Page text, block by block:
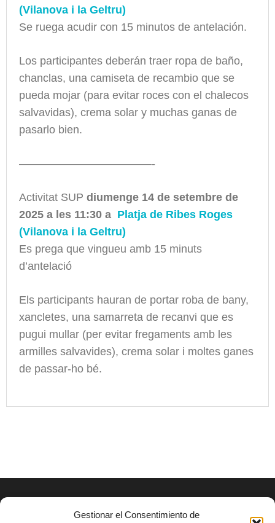
Gestionar el Consentimiento de
(Vilanova i la Geltru)
Se ruega acudir con 15 minutos de antelación.
Los participantes deberán traer ropa de baño,
chanclas, una camiseta de recambio que se
pueda mojar (para evitar roces con el chalecos
salvavidas), crema solar y muchas ganas de
pasarlo bien.
————————————-
Activitat SUP diumenge 14 de setembre de
2025 a les 11:30 a Platja de Ribes Roges
(Vilanova i la Geltru)
Es prega que vingueu amb 15 minuts
d’antelació
Els participants hauran de portar roba de bany,
xancletes, una samarreta de recanvi que es
pugui mullar (per evitar fregaments amb les
armilles salvavides), crema solar i moltes ganes
de passar-ho bé.
AVISO LEGAL